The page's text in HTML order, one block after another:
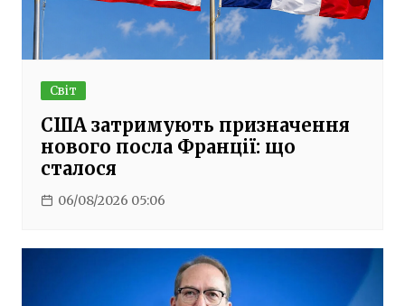
Світ
США затримують призначення
нового посла Франції: що
сталося
06/08/2026 05:06